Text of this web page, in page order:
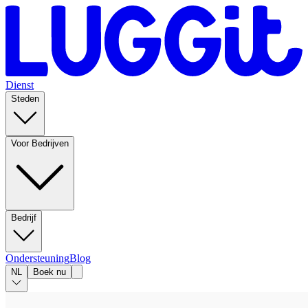
Dienst
Steden
Voor Bedrijven
Bedrijf
OndersteuningBlog
NL Boek nu